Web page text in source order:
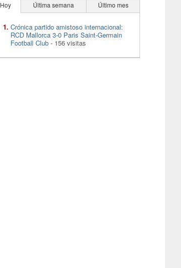
Hoy Última semana Último mes
Crónica partido amistoso internacional:
RCD Mallorca 3-0 Paris Saint-Germain
Football Club - 156 visitas